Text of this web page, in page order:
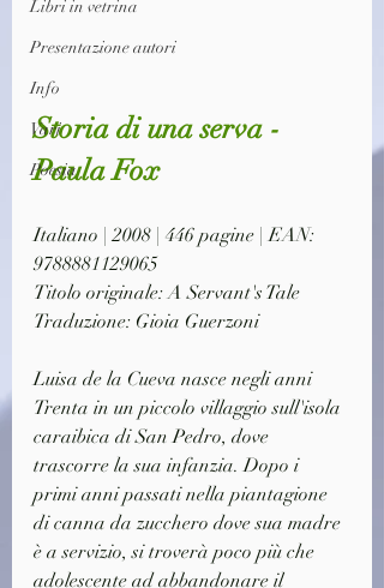
Libri in vetrina
Presentazione autori
Info
Vari
Poesia
Storia di una serva -
Paula Fox
Italiano | 2008 | 446 pagine | EAN:
9788881129065
Titolo originale: A Servant's Tale
Traduzione: Gioia Guerzoni
Luisa de la Cueva nasce negli anni
Trenta in un piccolo villaggio sull'isola
caraibica di San Pedro, dove
trascorre la sua infanzia. Dopo i
primi anni passati nella piantagione
di canna da zucchero dove sua madre
è a servizio, si troverà poco più che
adolescente ad abbandonare il